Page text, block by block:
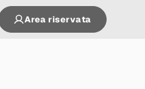
Area riservata